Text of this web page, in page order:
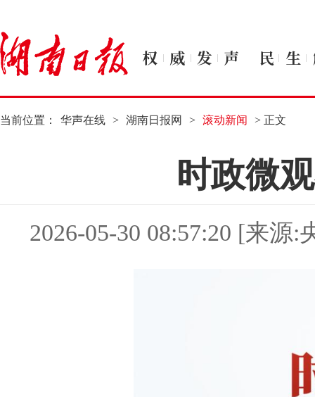
当前位置： 华声在线 > 湖南日报网 > 滚动新闻 > 正文
时政微
2026-05-30 08:57:20 [来